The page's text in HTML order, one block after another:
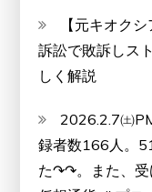
【元キオク
訴訟で敗訴しス
しく解説
2026.2.7㈯
録者数166人。
た↷↷。また、受